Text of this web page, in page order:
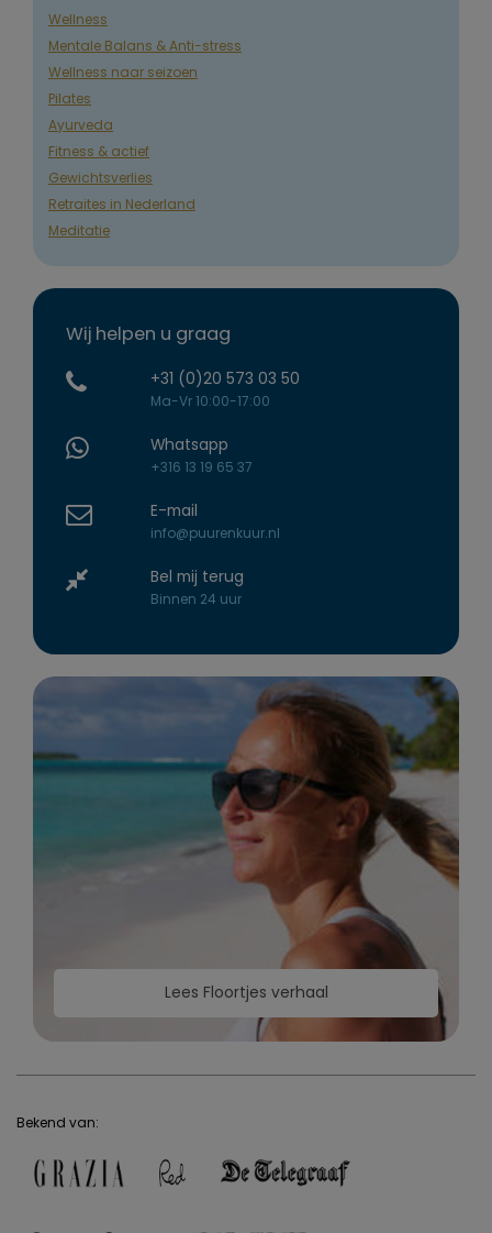
Wellness
Mentale Balans & Anti-stress
Wellness naar seizoen
Pilates
Ayurveda
Fitness & actief
Gewichtsverlies
Retraites in Nederland
Meditatie
Wij helpen u graag
+31 (0)20 573 03 50
Ma-Vr 10:00-17:00
Whatsapp
+316 13 19 65 37
E-mail
info@puurenkuur.nl
Bel mij terug
Binnen 24 uur
Lees Floortjes verhaal
Bekend van: